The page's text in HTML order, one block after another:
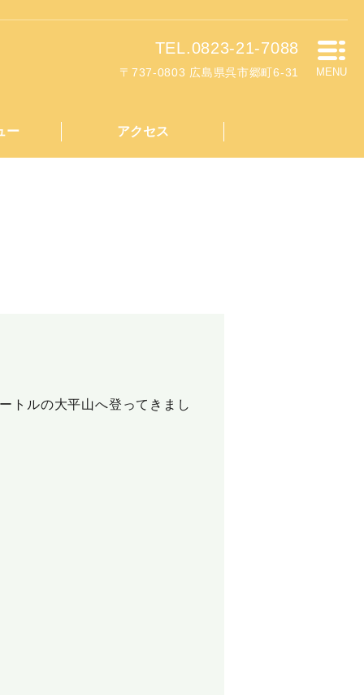
TEL.0823-21-7088
〒737-0803 広島県呉市郷町6-31 MENU
ー アクセス
トルの大平山へ登ってきまし